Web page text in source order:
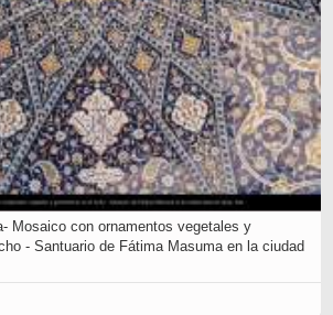
Mosaico con ornamentos vegetales y
- Santuario de Fátima Masuma en la ciudad